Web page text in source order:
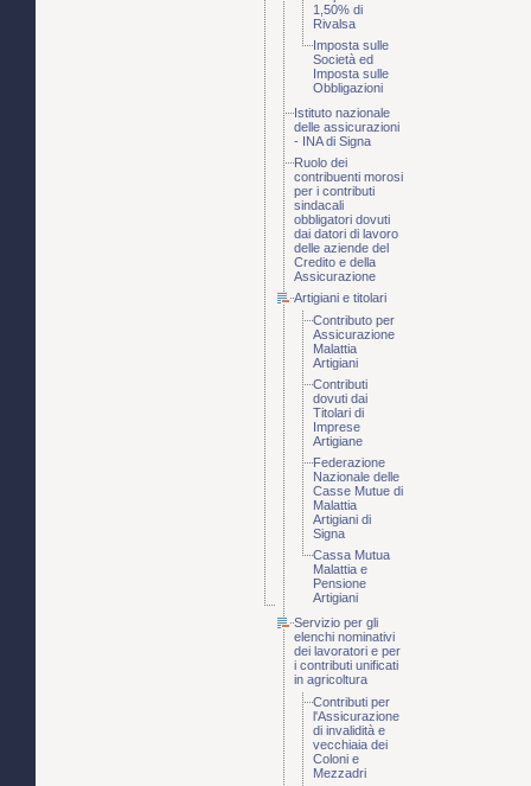
1,50% di
Rivalsa
Imposta sulle
Società ed
Imposta sulle
Obbligazioni
Istituto nazionale
delle assicurazioni
- INA di Signa
Ruolo dei
contribuenti morosi
per i contributi
sindacali
obbligatori dovuti
dai datori di lavoro
delle aziende del
Credito e della
Assicurazione
Artigiani e titolari
Contributo per
Assicurazione
Malattia
Artigiani
Contributi
dovuti dai
Titolari di
Imprese
Artigiane
Federazione
Nazionale delle
Casse Mutue di
Malattia
Artigiani di
Signa
Cassa Mutua
Malattia e
Pensione
Artigiani
Servizio per gli
elenchi nominativi
dei lavoratori e per
i contributi unificati
in agricoltura
Contributi per
l'Assicurazione
di invalidità e
vecchiaia dei
Coloni e
Mezzadri